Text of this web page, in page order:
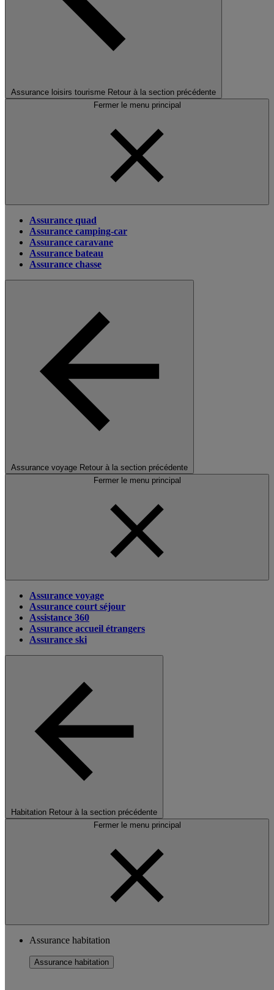
Assurance loisirs tourisme Retour à la section précédente
Fermer le menu principal
Assurance quad
Assurance camping-car
Assurance caravane
Assurance bateau
Assurance chasse
Assurance voyage Retour à la section précédente
Fermer le menu principal
Assurance voyage
Assurance court séjour
Assistance 360
Assurance accueil étrangers
Assurance ski
Habitation Retour à la section précédente
Fermer le menu principal
Assurance habitation
Assurance habitation